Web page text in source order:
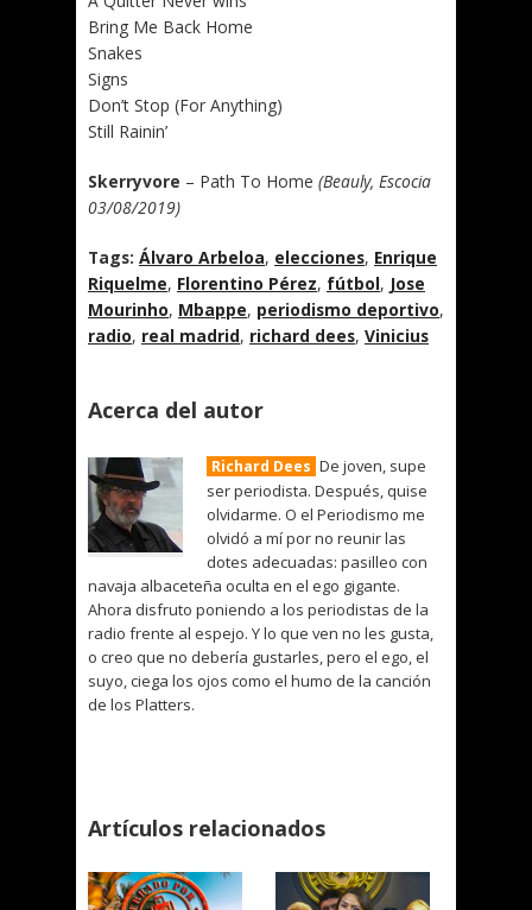
Bring Me Back Home
Snakes
Signs
Don’t Stop (For Anything)
Still Rainin’
Skerryvore – Path To Home (Beauly, Escocia
03/08/2019)
Tags: Álvaro Arbeloa, elecciones, Enrique
Riquelme, Florentino Pérez, fútbol, Jose
Mourinho, Mbappe, periodismo deportivo,
radio, real madrid, richard dees, Vinicius
Acerca del autor
Richard Dees De joven, supe
ser periodista. Después, quise
olvidarme. O el Periodismo me
olvidó a mí por no reunir las
dotes adecuadas: pasilleo con
navaja albaceteña oculta en el ego gigante.
Ahora disfruto poniendo a los periodistas de la
radio frente al espejo. Y lo que ven no les gusta,
o creo que no debería gustarles, pero el ego, el
suyo, ciega los ojos como el humo de la canción
de los Platters.
Artículos relacionados